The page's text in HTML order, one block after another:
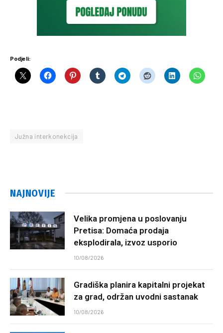
Podjeli:
Južna interkonekcija
NAJNOVIJE
Velika promjena u poslovanju
Pretisa: Domaća prodaja
eksplodirala, izvoz usporio
10/08/2026
Gradiška planira kapitalni projekat
za grad, održan uvodni sastanak
10/08/2026